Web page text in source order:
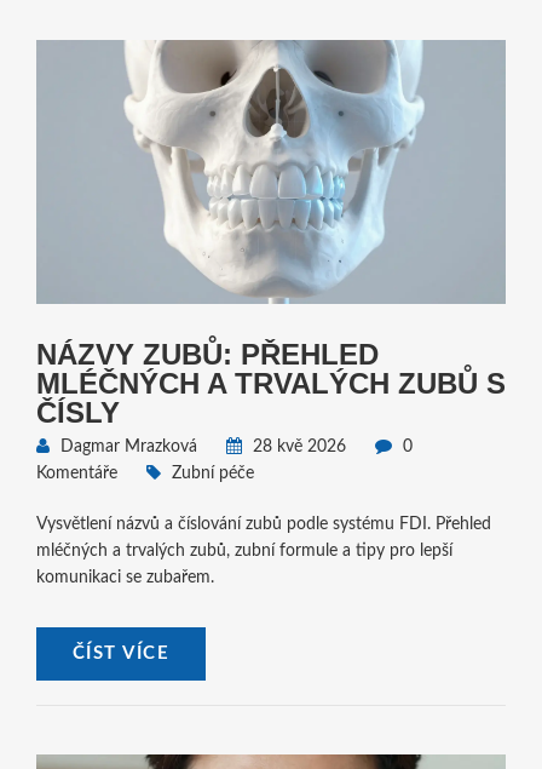
NÁZVY ZUBŮ: PŘEHLED
MLÉČNÝCH A TRVALÝCH ZUBŮ S
ČÍSLY
Dagmar Mrazková 28 kvě 2026
0
Komentáře
Zubní péče
Vysvětlení názvů a číslování zubů podle systému FDI. Přehled
mléčných a trvalých zubů, zubní formule a tipy pro lepší
komunikaci se zubařem.
ČÍST VÍCE